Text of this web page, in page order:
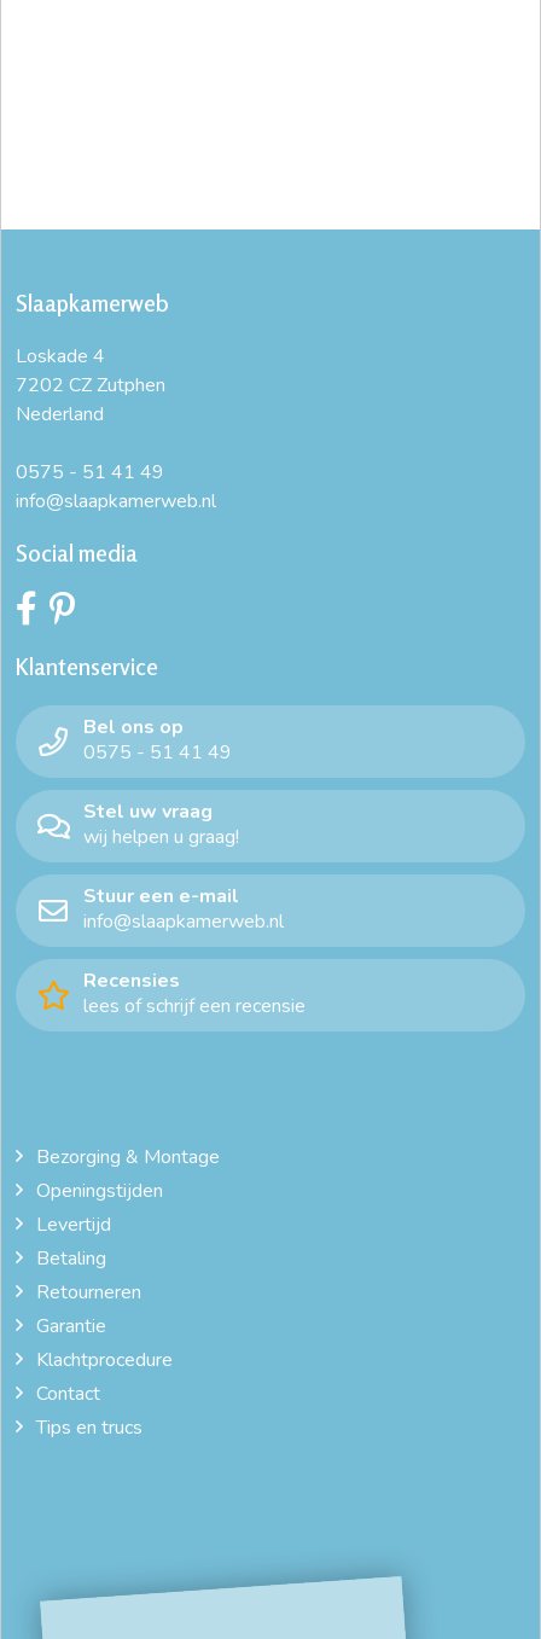
Slaapkamerweb
Loskade 4
7202 CZ Zutphen
Nederland
0575 - 51 41 49
info@slaapkamerweb.nl
Social media
Klantenservice
Bel ons op
0575 - 51 41 49
Stel uw vraag
wij helpen u graag!
Stuur een e-mail
info@slaapkamerweb.nl
Recensies
lees of schrijf een recensie
Bezorging & Montage
Openingstijden
Levertijd
Betaling
Retourneren
Garantie
Klachtprocedure
Contact
Tips en trucs